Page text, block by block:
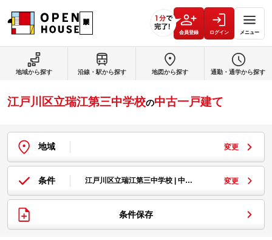
会員登録 ログイン メニュー
江戸川区立瑞江第三中学校の中古一戸建て
地域 変更
条件 江戸川区立瑞江第三中学校 | 中… 変更
条件保存
地域から探す 沿線・駅から探す 地図から探す 通勤・通学から探す